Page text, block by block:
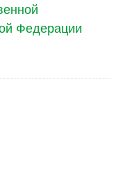
Федерации